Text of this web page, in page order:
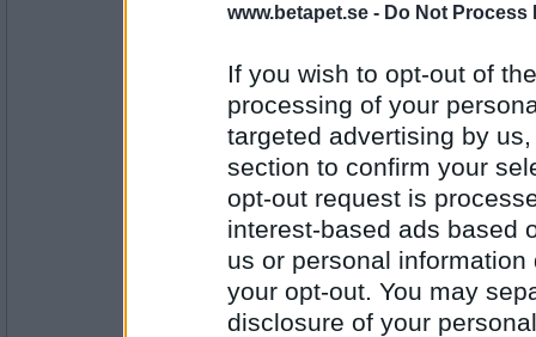
www.betapet.se - Do Not Process
If you wish to opt-out of
processing of your
targeted advertising by
section to confirm your
opt-out request is
interest-based ads based
us or personal
your opt-out. You may
disclosure of your
Antal inlägg: 20
Isglass
Rombis- Ej medlem längre
Antal inlägg:
12458
"Isglass" var uppe helt nyligen!